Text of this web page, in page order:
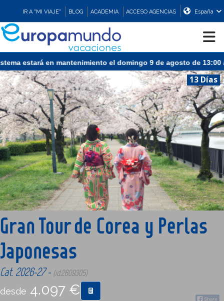
IR A "MI VIAJE" BLOG ACADEMIA ACCESO AGENCIAS España
CRUCEROS
EUROPA
ASIA
ORIENTE
PROMOCIONES
COMPRAR
mantenimiento el domingo 9 de agosto de 13:00 a 15:30
13 Días
Gran Tour de Corea y Perlas
Japonesas
Cat. 2026-27 - (id:2609305)
desde 4.097 €